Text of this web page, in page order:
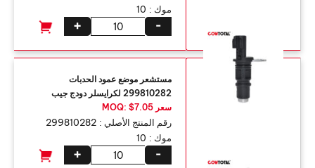
موك : 10
+ -
مستشعر موضع عمود الحدبات
299810282 لكرايسلر دودج جيب
سعر MOQ: $7.05
رقم المنتج الأصلي : 299810282
موك : 10
+ -